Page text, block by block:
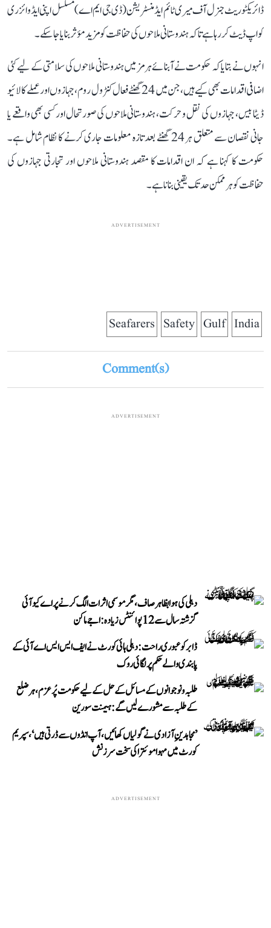
ڈائریکٹوریٹ جنرل آف میری ٹائم ایڈمنسٹریشن (ڈی جی ایم اے) مسلسل اپنی ایڈوائزری
کو اپ ڈیٹ کر رہا ہے تاکہ ہندوستانی ملاحوں کی حفاظت کو مزید مؤثر بنایا جا سکے۔
انہوں نے بتایا کہ حکومت نے آبنائے ہرمز میں ہندوستانی ملاحوں کی سلامتی کے لیے کئی
اضافی اقدامات بھی کیے ہیں، جن میں 24 گھنٹے فعال کنٹرول روم، جہازوں اور عملے کا لائیو
ڈیٹا بیس، جہازوں کی نقل و حرکت، ہندوستانی ملاحوں کی صورتحال اور کسی بھی واقعے یا
جانی نقصان سے متعلق ہر 24 گھنٹے بعد تازہ معلومات جاری کرنے کا نظام شامل ہے۔
حکومت کا کہنا ہے کہ ان اقدامات کا مقصد ہندوستانی ملاحوں اور تجارتی جہازوں کی
حفاظت کو ہر ممکن حد تک یقینی بنانا ہے۔
ADVERTISEMENT
India
Gulf
Safety
Seafarers
Comment(s)
ADVERTISEMENT
دہلی کی ہوا بظاہر صاف، مگر موسمی اثرات الگ کرنے پر اے کیو آئی
گزشتہ سال سے 12 پوائنٹس زیادہ: اجے ماکن
ڈابر کو عبوری راحت: دہلی ہائی کورٹ نے ایف ایس ایس اے آئی کے
پابندی والے حکم پر لگائی روک
طلبہ و نوجوانوں کے مسائل کے حل کے لیے حکومت پُرعزم، ہر ضلع
کے طلبہ سے مشورے لیں گے: ہیمنت سورین
’مجاہدینِ آزادی نے گولیاں کھائیں، آپ انڈوں سے ڈرتی ہیں‘، سپریم
کورٹ میں مہوا موئترا کی سخت سرزنش
ADVERTISEMENT